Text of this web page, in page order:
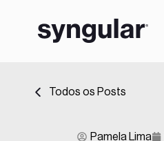
Todos os Posts
Pamela Lima